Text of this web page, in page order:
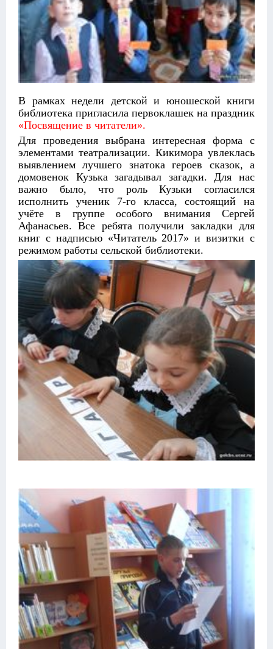
В рамках недели детской и юношеской книги
библиотека пригласила первоклашек на праздник
«Посвящение в читатели».
Для проведения выбрана интересная форма с
элементами театрализации. Кикимора увлеклась
выявлением лучшего знатока героев сказок, а
домовенок Кузька загадывал загадки. Для нас
важно было, что роль Кузьки согласился
исполнить ученик 7-го класса, состоящий на
учёте в группе особого внимания Сергей
Афанасьев. Все ребята получили закладки для
книг с надписью «Читатель 2017» и визитки с
режимом работы сельской библиотеки.